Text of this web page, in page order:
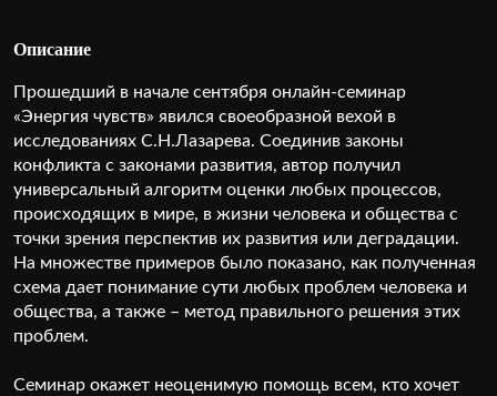
Описание
Прошедший в начале сентября онлайн-семинар
«Энергия чувств» явился своеобразной вехой в
исследованиях С.Н.Лазарева. Соединив законы
конфликта с законами развития, автор получил
универсальный алгоритм оценки любых процессов,
происходящих в мире, в жизни человека и общества с
точки зрения перспектив их развития или деградации.
На множестве примеров было показано, как полученная
схема дает понимание сути любых проблем человека и
общества, а также – метод правильного решения этих
проблем.
Семинар окажет неоценимую помощь всем, кто хочет